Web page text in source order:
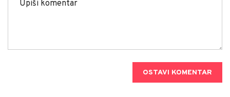
OSTAVI KOMENTAR